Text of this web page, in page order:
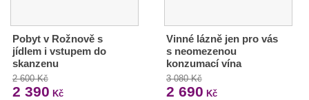
Pobyt v Rožnově s
jídlem i vstupem do
skanzenu
2 600 Kč
2 390 Kč
Vinné lázně jen pro vás
s neomezenou
konzumací vína
3 080 Kč
2 690 Kč